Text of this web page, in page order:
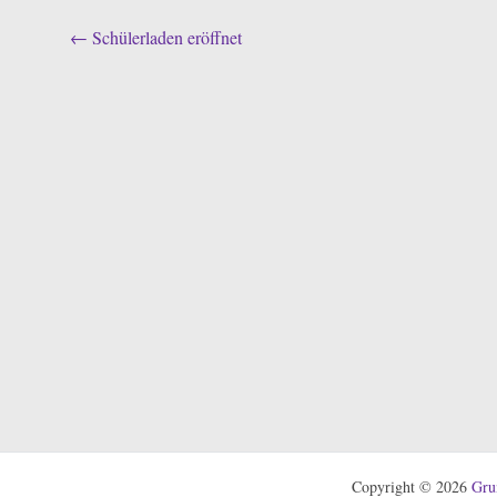
Beitragsnavigation
← Schülerladen eröffnet
Copyright © 2026